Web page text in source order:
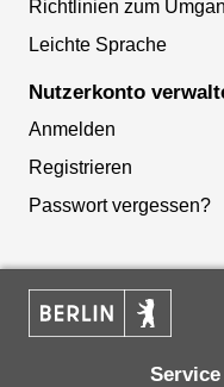
Richtlinien zum
Leichte Sprache
Nutzerkonto
Anmelden
Registrieren
Passwort vergessen?
Service